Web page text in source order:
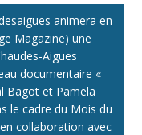
animera en
Magazine) une
Aigues
documentaire «
Bagot et Pamela
le cadre du Mois du
collaboration avec